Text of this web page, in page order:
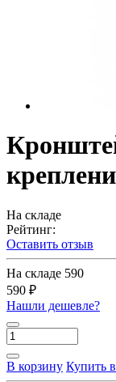
На складе
Рейтинг:
Оставить отзыв
На складе 590
590 ₽
Нашли дешевле?
В корзину Купить